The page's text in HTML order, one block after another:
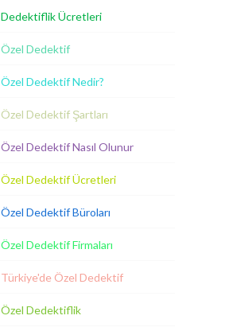
Dedektiflik Ücretleri
Özel Dedektif
Özel Dedektif Nedir?
Özel Dedektif Şartları
Özel Dedektif Nasıl Olunur
Özel Dedektif Ücretleri
Özel Dedektif Büroları
Özel Dedektif Firmaları
Türkiye'de Özel Dedektif
Özel Dedektiflik